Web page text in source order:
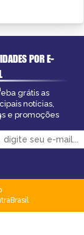
POR E-
grátis as
notícias,
e promoções